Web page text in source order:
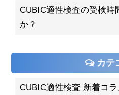
CUBIC適性検査の受検時
か？
カテ
CUBIC適性検査 新着コラ